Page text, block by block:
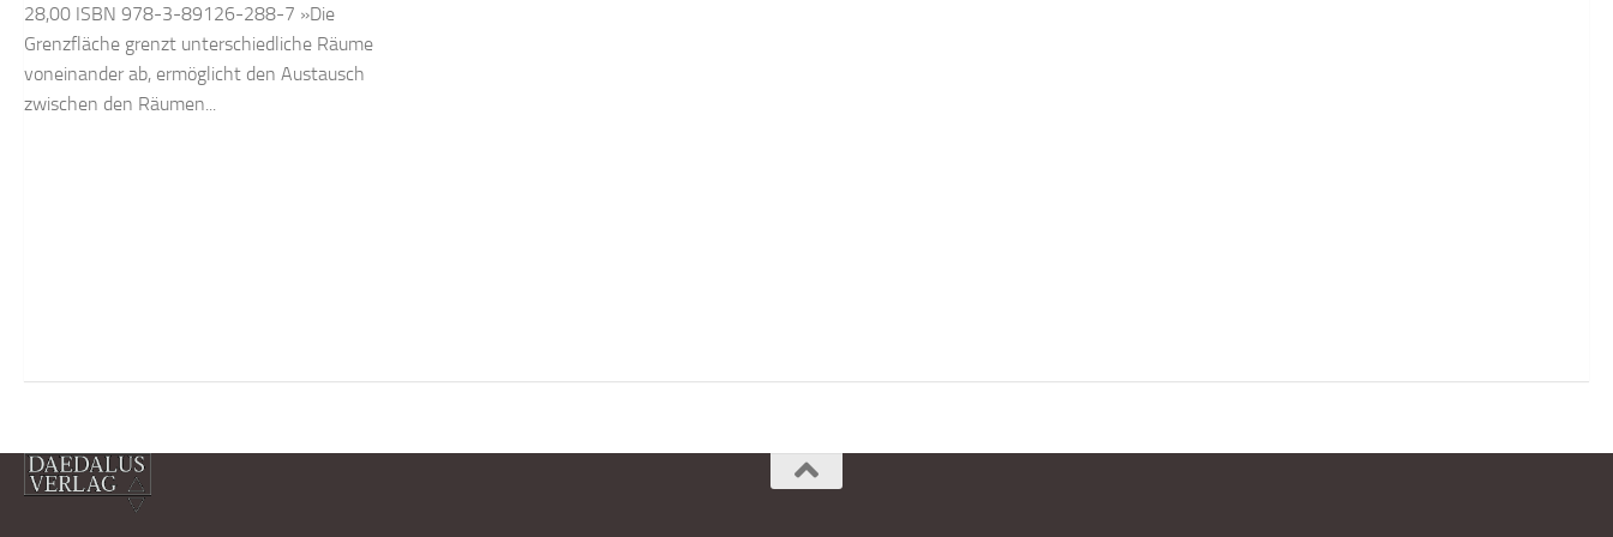
28,00 ISBN 978-3-89126-288-7 »Die
Grenzfläche grenzt unterschiedliche Räume
voneinander ab, ermöglicht den Austausch
zwischen den Räumen...